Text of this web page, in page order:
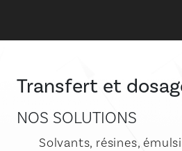
Transfert et
NOS SOLUTIONS
Solvants, résines,